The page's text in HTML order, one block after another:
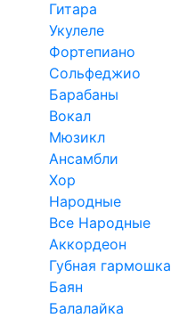
Гитара
Укулеле
Фортепиано
Сольфеджио
Барабаны
Вокал
Мюзикл
Ансамбли
Хор
Народные
Все Народные
Аккордеон
Губная гармошка
Баян
Балалайка